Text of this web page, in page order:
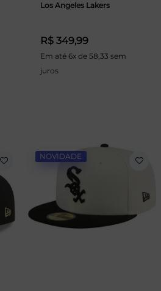
Los Angeles Lakers
R$ 349,99
Em até 6x de 58,33 sem
juros
NOVIDADE